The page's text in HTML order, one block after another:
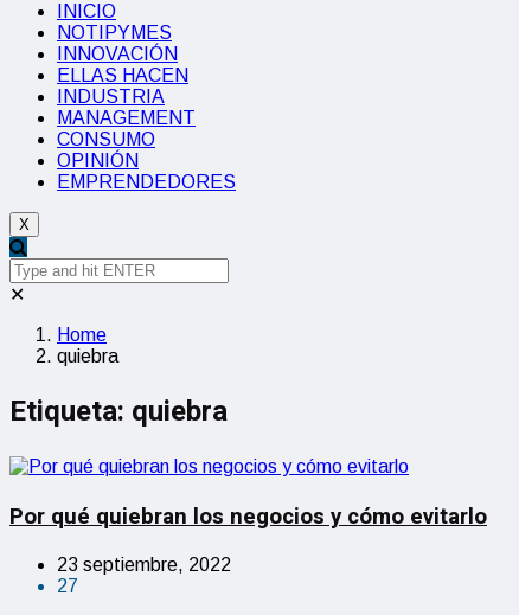
INICIO
NOTIPYMES
INNOVACIÓN
ELLAS HACEN
INDUSTRIA
MANAGEMENT
CONSUMO
OPINIÓN
EMPRENDEDORES
X
✕
Home
quiebra
Etiqueta: quiebra
Por qué quiebran los negocios y cómo evitarlo
23 septiembre, 2022
27